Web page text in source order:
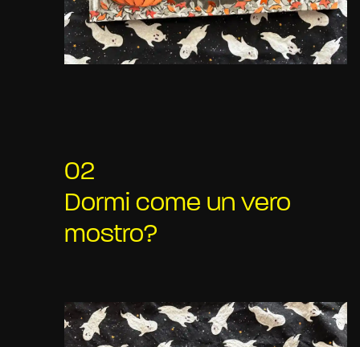
02
Dormi come un vero
mostro?